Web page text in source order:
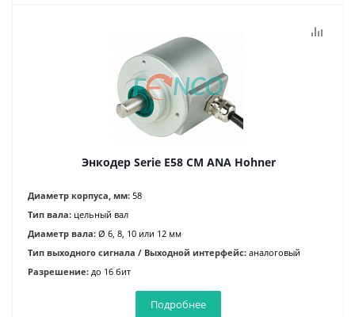
Энкодер Serie E58 CM ANA Hohner
Диаметр корпуса, мм: 58
Тип вала: цельный вал
Диаметр вала: Ø 6, 8, 10 или 12 мм
Тип выходного сигнала / Выходной интерфейс: аналоговый
Разрешение: до 16 бит
Подробнее